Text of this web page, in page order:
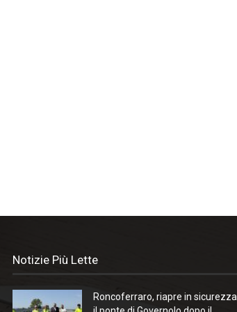
Notizie Più Lette
Roncoferraro, riapre in sicurezza